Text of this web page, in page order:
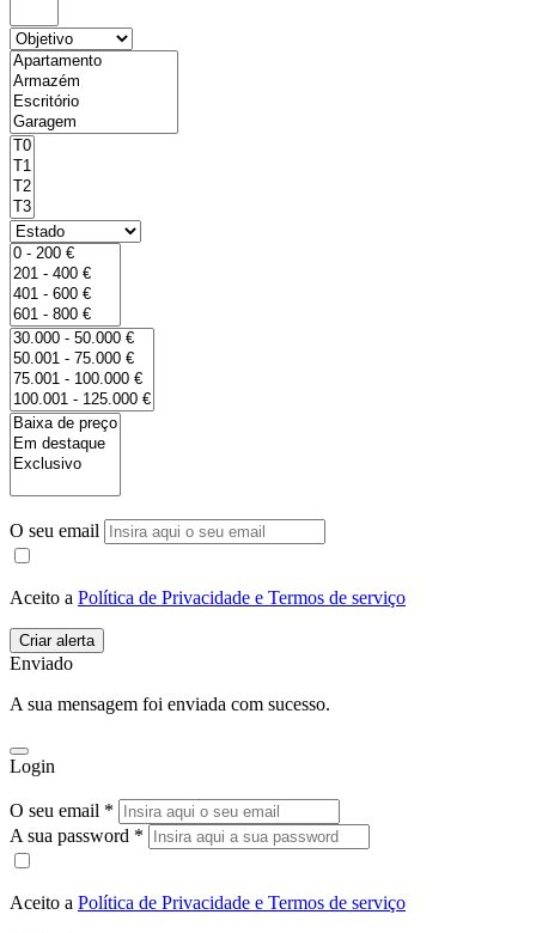
O seu email
Aceito a Política de Privacidade e Termos de serviço
Enviado
A sua mensagem foi enviada com sucesso.
Login
O seu email *
A sua password *
Aceito a Política de Privacidade e Termos de serviço